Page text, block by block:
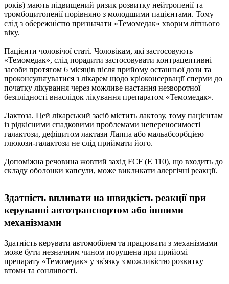
років) мають підвищений ризик розвитку нейтропенії та
тромбоцитопенії порівняно з молодшими пацієнтами. Тому
слід з обережністю призначати «Темомедак» хворим літнього
віку.
Пацієнти чоловічої статі. Чоловікам, які застосовують
«Темомедак», слід порадити застосовувати контрацептивні
засоби протягом 6 місяців після прийому останньої дози та
проконсультуватися з лікарем щодо кріоконсервації сперми до
початку лікування через можливе настання незворотної
безплідності внаслідок лікування препаратом «Темомедак».
Лактоза. Цей лікарський засіб містить лактозу, тому пацієнтам
із рідкісними спадковими проблемами непереносимості
галактози, дефіцитом лактази Лаппа або мальабсорбцією
глюкози-галактози не слід приймати його.
Допоміжна речовина жовтий захід FCF (E 110), що входить до
складу оболонки капсули, може викликати алергічні реакції.
Здатність впливати на швидкість реакції при
керуванні автотранспортом або іншими
механізмами
Здатність керувати автомобілем та працювати з механізмами
може бути незначним чином порушена при прийомі
препарату «Темомедак» у зв'язку з можливістю розвитку
втоми та сонливості.